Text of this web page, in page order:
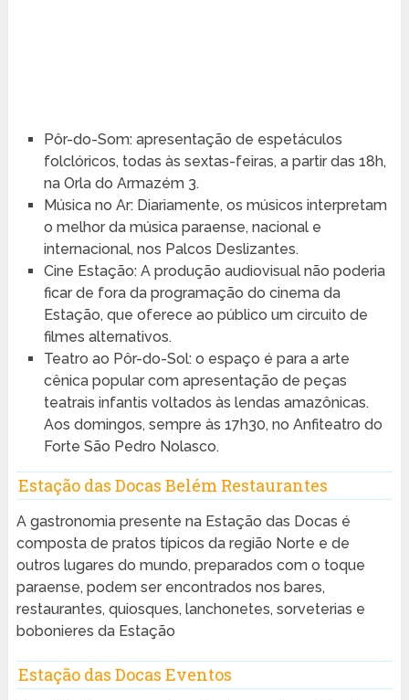
Pôr-do-Som: apresentação de espetáculos
folclóricos, todas às sextas-feiras, a partir das 18h,
na Orla do Armazém 3.
Música no Ar: Diariamente, os músicos interpretam
o melhor da música paraense, nacional e
internacional, nos Palcos Deslizantes.
Cine Estação: A produção audiovisual não poderia
ficar de fora da programação do cinema da
Estação, que oferece ao público um circuito de
filmes alternativos.
Teatro ao Pôr-do-Sol: o espaço é para a arte
cênica popular com apresentação de peças
teatrais infantis voltados às lendas amazônicas.
Aos domingos, sempre às 17h30, no Anfiteatro do
Forte São Pedro Nolasco.
Estação das Docas Belém Restaurantes
A gastronomia presente na Estação das Docas é
composta de pratos típicos da região Norte e de
outros lugares do mundo, preparados com o toque
paraense, podem ser encontrados nos bares,
restaurantes, quiosques, lanchonetes, sorveterias e
bobonieres da Estação
Estação das Docas Eventos